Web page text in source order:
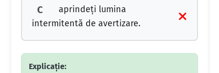
C
aprindeţi lumina
intermitentă de avertizare.
Explicație: